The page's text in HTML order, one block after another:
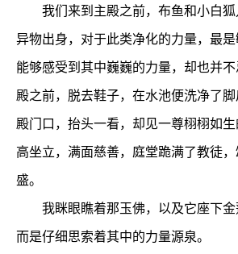
我们来到主殿之前，布鱼和小白狐
异物出身，对于此类净化的力量，最
能够感受到其中巍巍的力量，却也并
殿之前，脱去鞋子，在水池便洗净了
殿门口，抬头一看，却见一尊栩栩如
高坐立，满面慈善，庭堂跪满了教徒
盛。
我眯眼瞧着那玉佛，以及它座下金
而是仔细思索着其中的力量源泉。